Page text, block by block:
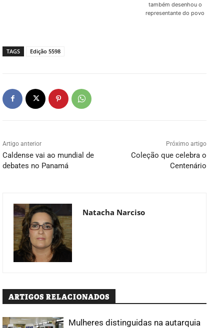
também desenhou o
representante do povo
TAGS Edição 5598
Artigo anterior
Caldense vai ao mundial de
debates no Panamá
Próximo artigo
Coleção que celebra o
Centenário
Natacha Narciso
ARTIGOS RELACIONADOS
Mulheres distinguidas na autarquia